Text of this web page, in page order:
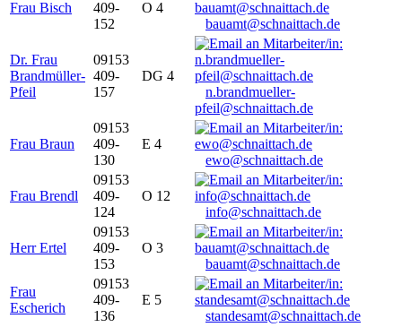
Frau Bisch
409-
152
O 4
bauamt@schnaittach.de
Dr. Frau
Brandmüller-
Pfeil
09153
409-
157
DG 4
n.brandmueller-
pfeil@schnaittach.de
Frau Braun
09153
409-
130
E 4
ewo@schnaittach.de
Frau Brendl
09153
409-
124
O 12
info@schnaittach.de
Herr Ertel
09153
409-
153
O 3
bauamt@schnaittach.de
Frau
Escherich
09153
409-
136
E 5
standesamt@schnaittach.de